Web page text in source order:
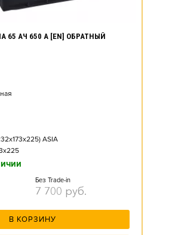
65 АЧ 650 А [EN] ОБРАТНЫЙ
ASIA
Без Trade-in
7 700 руб.
В КОРЗИНУ